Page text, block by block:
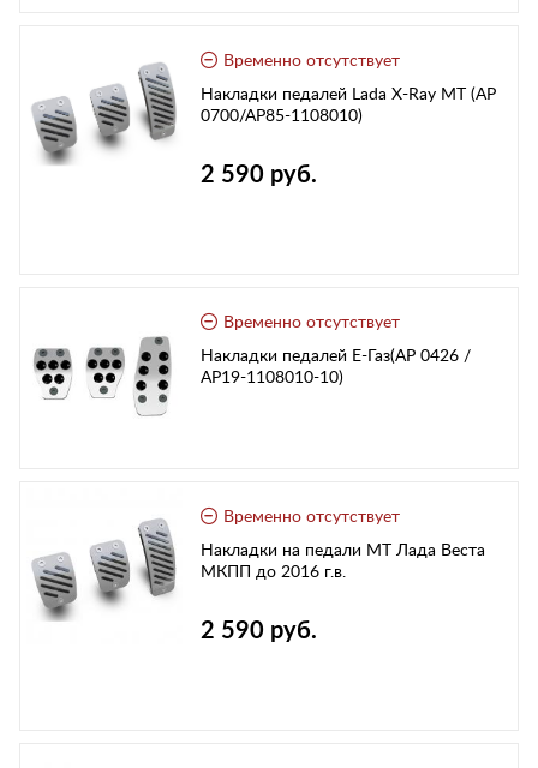
Временно отсутствует
Накладки педалей Lada X-Ray MT (АР
0700/АР85-1108010)
2 590 руб.
Временно отсутствует
Накладки педалей Е-Газ(АР 0426 /
АР19-1108010-10)
Временно отсутствует
Накладки на педали MT Лада Веста
МКПП до 2016 г.в.
2 590 руб.